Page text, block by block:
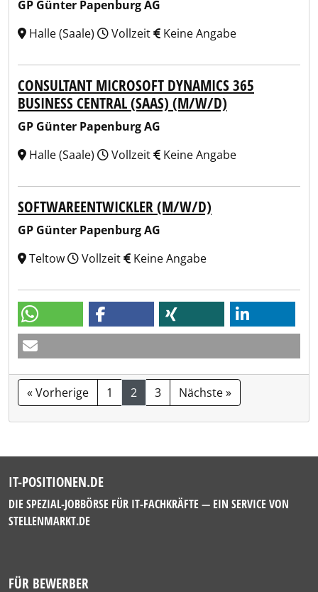
GP Günter Papenburg AG
Halle (Saale)
Vollzeit Keine Angabe
CONSULTANT MICROSOFT DYNAMICS 365
BUSINESS CENTRAL (SAAS) (M/W/D)
GP Günter Papenburg AG
Halle (Saale)
Vollzeit Keine Angabe
SOFTWAREENTWICKLER (M/W/D)
GP Günter Papenburg AG
Teltow
Vollzeit Keine Angabe
« Vorherige 1 2 3 Nächste »
IT-POSITIONEN.DE
DIE SPEZIAL-JOBBÖRSE FÜR IT-FACHKRÄFTE — EIN SERVICE VON
STELLENMARKT.DE
FÜR BEWERBER